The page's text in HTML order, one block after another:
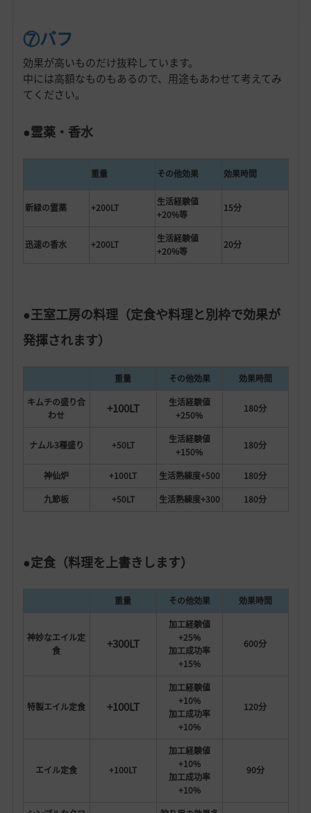
⑦バフ
効果が高いものだけ抜粋しています。
中には高額なものもあるので、用途もあわせて考えてみ
てください。
●霊薬・香水
重量 その他効果 効果時間
新緑の霊薬 +200LT
生活経験値
+20%等
15分
迅速の香水 +200LT
生活経験値
+20%等
20分
●王室工房の料理（定食や料理と別枠で効果が
発揮されます）
重量 その他効果
効果時間
キムチの盛り合
わせ
+100LT
生活経験値
+250%
180分
ナムル3種盛り +50LT
生活経験値
+150%
180分
神仙炉 +100LT 生活熟練度+500
180分
九節板
+50LT 生活熟練度+300 180分
●定食（料理を上書きします）
重量 その他効果 効果時間
神妙なエイル定
食
+300LT
加工経験値
+25%
加工成功率
+15%
600分
特製エイル定食 +100LT
加工経験値
+10%
加工成功率
+10%
120分
エイル定食 +100LT
加工経験値
+10%
加工成功率
+10%
90分